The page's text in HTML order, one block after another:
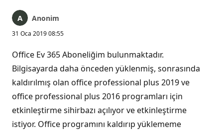
Anonim
31 Oca 2019 08:55
Office Ev 365 Aboneliğim bulunmaktadır.
Bilgisayarda daha önceden yüklenmiş, sonrasında
kaldırılmış olan office professional plus 2019 ve
office professional plus 2016 programları için
etkinleştirme sihirbazı açılıyor ve etkinleştirme
istiyor. Office programını kaldırıp yüklememe